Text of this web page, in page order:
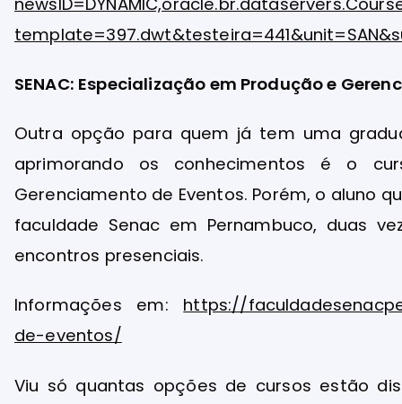
SENAC: Especialização em Produção e
Outra opção para quem já tem uma
aprimorando os conhecimentos é o
Gerenciamento de Eventos. Porém, o aluno
faculdade Senac em Pernambuco, duas
encontros presenciais.
Informações em: https://
de-eventos/
Viu só quantas opções de cursos estão